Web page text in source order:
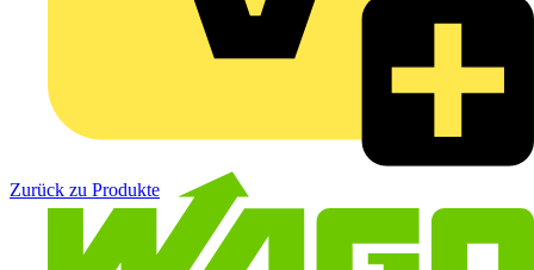
Zurück zu Produkte